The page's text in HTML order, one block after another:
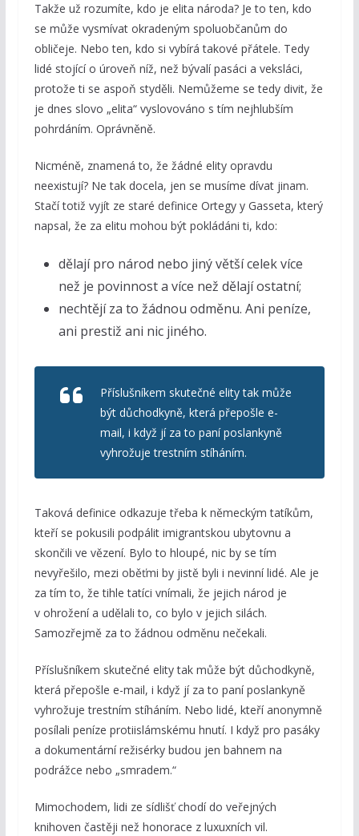
Takže už rozumíte, kdo je elita národa? Je to ten, kdo
se může vysmívat okradeným spoluobčanům do
obličeje. Nebo ten, kdo si vybírá takové přátele. Tedy
lidé stojící o úroveň níž, než bývalí pasáci a veksláci,
protože ti se aspoň styděli. Nemůžeme se tedy divit, že
je dnes slovo „elita“ vyslovováno s tím nejhlubším
pohrdáním. Oprávněně.
Nicméně, znamená to, že žádné elity opravdu
neexistují? Ne tak docela, jen se musíme dívat jinam.
Stačí totiž vyjít ze staré definice Ortegy y Gasseta, který
napsal, že za elitu mohou být pokládáni ti, kdo:
dělají pro národ nebo jiný větší celek více
než je povinnost a více než dělají ostatní;
nechtějí za to žádnou odměnu. Ani peníze,
ani prestiž ani nic jiného.
Příslušníkem skutečné elity tak může
být důchodkyně, která přepošle e-
mail, i když jí za to paní poslankyně
vyhrožuje trestním stíháním.
Taková definice odkazuje třeba k německým tatíkům,
kteří se pokusili podpálit imigrantskou ubytovnu a
skončili ve vězení. Bylo to hloupé, nic by se tím
nevyřešilo, mezi oběťmi by jistě byli i nevinní lidé. Ale je
za tím to, že tihle tatíci vnímali, že jejich národ je
v ohrožení a udělali to, co bylo v jejich silách.
Samozřejmě za to žádnou odměnu nečekali.
Příslušníkem skutečné elity tak může být důchodkyně,
která přepošle e-mail, i když jí za to paní poslankyně
vyhrožuje trestním stíháním. Nebo lidé, kteří anonymně
posílali peníze protiislámskému hnutí. I když pro pasáky
a dokumentární režisérky budou jen bahnem na
podrážce nebo „smradem.“
Mimochodem, lidi ze sídlišť chodí do veřejných
knihoven častěji než honorace z luxuxních vil.